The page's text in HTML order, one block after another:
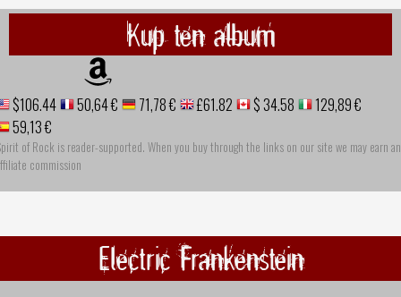
Kup ten album
$106.44 50,64 € 71,78 € £61.82 $ 34.58
129,89 €
59,13 €
of Rock is reader-supported. When you buy through the links on our site we may earn an
commission
Electric Frankenstein